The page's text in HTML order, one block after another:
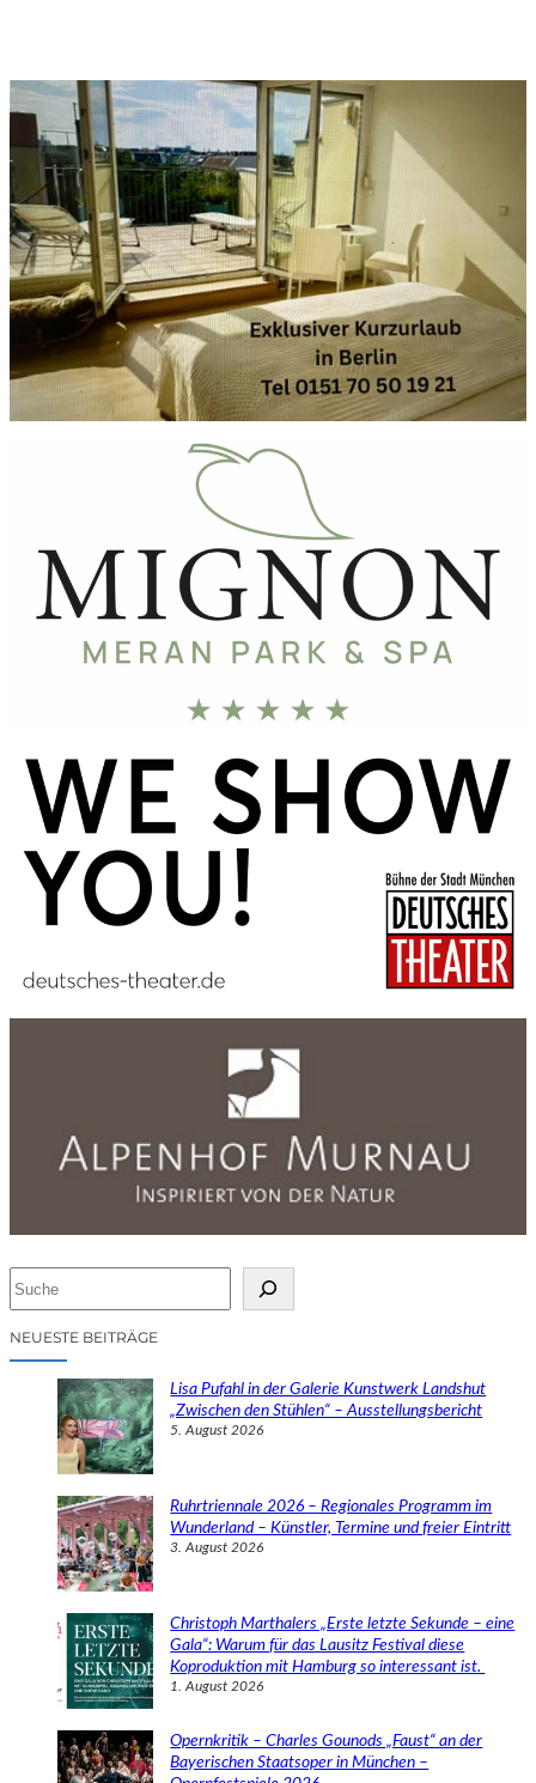
cNEUESTE BEITRÄGE
Lisa Pufahl in der Galerie Kunstwerk Landshut
„Zwischen den Stühlen“ – Ausstellungsbericht
5. August 2026
Ruhrtriennale 2026 – Regionales Programm im
Wunderland – Künstler, Termine und freier Eintritt
3. August 2026
Christoph Marthalers „Erste letzte Sekunde – eine
Gala“: Warum für das Lausitz Festival diese
Koproduktion mit Hamburg so interessant ist.
1. August 2026
Opernkritik – Charles Gounods „Faust“ an der
Bayerischen Staatsoper in München –